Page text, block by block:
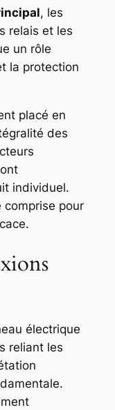
, les
relais et les
un rôle
la protection
placé en
des
individuel.
pour
électrique
reliant les